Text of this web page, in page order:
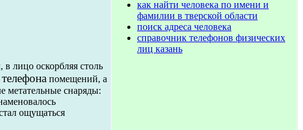
лицо оскорбляя столь
помещений, а
метательные снаряды:
ощущаться
как найти человека по имени и
фамилии в тверской области
поиск адреса человека
справочник телефонов физических
лиц казань